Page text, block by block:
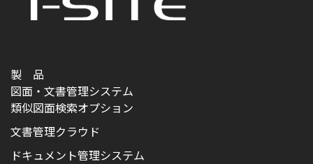
製 品
図面・文書管理システム
類似図面検索オプション
文書管理クラウド
ドキュメント管理システム